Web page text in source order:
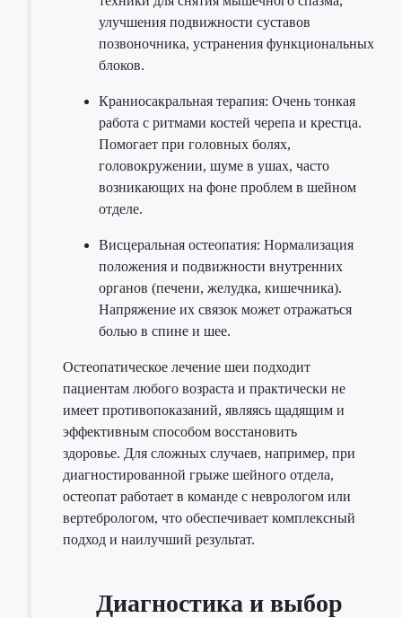
улучшения подвижности суставов
позвоночника, устранения функциональных
блоков.
Краниосакральная терапия: Очень тонкая
работа с ритмами костей черепа и крестца.
Помогает при головных болях,
головокружении, шуме в ушах, часто
возникающих на фоне проблем в шейном
отделе.
Висцеральная остеопатия: Нормализация
положения и подвижности внутренних
органов (печени, желудка, кишечника).
Напряжение их связок может отражаться
болью в спине и шее.
Остеопатическое лечение шеи подходит
пациентам любого возраста и практически не
имеет противопоказаний, являясь щадящим и
эффективным способом восстановить
здоровье. Для сложных случаев, например, при
диагностированной грыже шейного отдела,
остеопат работает в команде с неврологом или
вертебрологом, что обеспечивает комплексный
подход и наилучший результат.
Диагностика и выбор